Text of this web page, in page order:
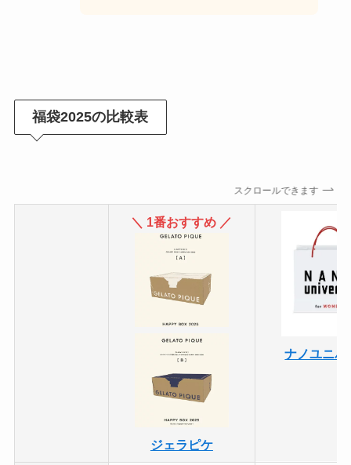
福袋2025の比較表
スクロールできます
＼ 1番おすすめ ／
ジェラピケ
ナノユニバ